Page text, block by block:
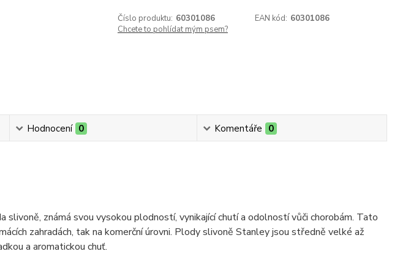
Číslo produktu: 60301086 EAN kód: 60301086
Chcete to pohlídat mým psem?
Hodnocení 0 Komentáře 0
slivoně, známá svou vysokou plodností, vynikající chutí a odolností vůči chorobám. Tato
zahradách, tak na komerční úrovni. Plody slivoně Stanley jsou středně velké až
a aromatickou chuť.